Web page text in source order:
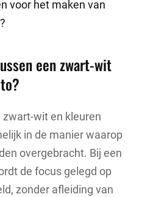
voor het maken van
een zwart-wit
wit en kleuren
in de manier waarop
overgebracht. Bij een
de focus gelegd op
zonder afleiding van